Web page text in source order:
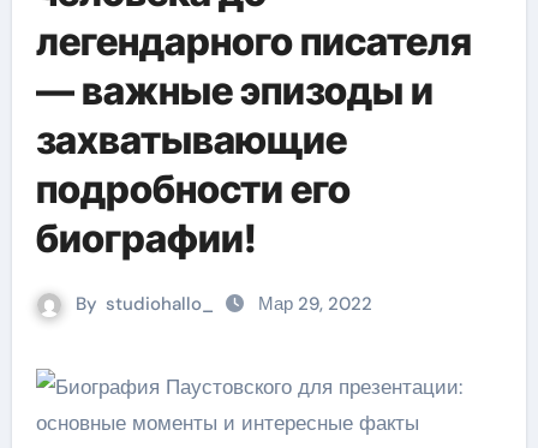
легендарного писателя
— важные эпизоды и
захватывающие
подробности его
биографии!
By studiohallo_ Мар 29, 2022